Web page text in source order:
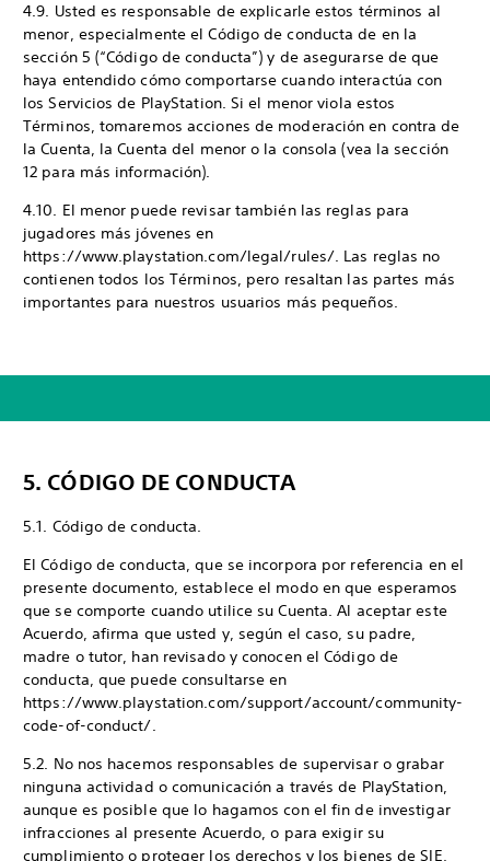
4.9. Usted es responsable de explicarle estos términos al
menor, especialmente el Código de conducta de en la
sección 5 (“Código de conducta”) y de asegurarse de que
haya entendido cómo comportarse cuando interactúa con
los Servicios de PlayStation. Si el menor viola estos
Términos, tomaremos acciones de moderación en contra de
la Cuenta, la Cuenta del menor o la consola (vea la sección
12 para más información).
4.10. El menor puede revisar también las reglas para
jugadores más jóvenes en
https://www.playstation.com/legal/rules/. Las reglas no
contienen todos los Términos, pero resaltan las partes más
importantes para nuestros usuarios más pequeños.
5. CÓDIGO DE CONDUCTA
5.1. Código de conducta.
El Código de conducta, que se incorpora por referencia en el
presente documento, establece el modo en que esperamos
que se comporte cuando utilice su Cuenta. Al aceptar este
Acuerdo, afirma que usted y, según el caso, su padre,
madre o tutor, han revisado y conocen el Código de
conducta, que puede consultarse en
https://www.playstation.com/support/account/community-
code-of-conduct/.
5.2. No nos hacemos responsables de supervisar o grabar
ninguna actividad o comunicación a través de PlayStation,
aunque es posible que lo hagamos con el fin de investigar
infracciones al presente Acuerdo, o para exigir su
cumplimiento o proteger los derechos y los bienes de SIE,